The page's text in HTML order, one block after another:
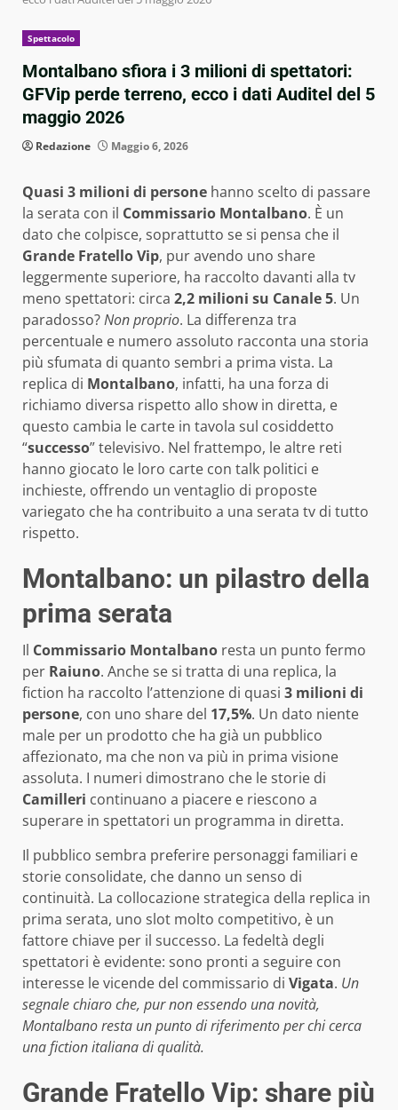
Spettacolo
Montalbano sfiora i 3 milioni di spettatori:
GFVip perde terreno, ecco i dati Auditel del 5
maggio 2026
Redazione Maggio 6, 2026
Quasi 3 milioni di persone hanno scelto di passare
la serata con il Commissario Montalbano. È un
dato che colpisce, soprattutto se si pensa che il
Grande Fratello Vip, pur avendo uno share
leggermente superiore, ha raccolto davanti alla tv
meno spettatori: circa 2,2 milioni su Canale 5. Un
paradosso?Non proprio. La differenza tra
percentuale e numero assoluto racconta una storia
più sfumata di quanto sembri a prima vista. La
replica di Montalbano, infatti, ha una forza di
richiamo diversa rispetto allo show in diretta, e
questo cambia le carte in tavola sul cosiddetto
“successo” televisivo. Nel frattempo, le altre reti
hanno giocato le loro carte con talk politici e
inchieste, offrendo un ventaglio di proposte
variegato che ha contribuito a una serata tv di tutto
rispetto.
Montalbano: un pilastro della
prima serata
Il Commissario Montalbano resta un punto fermo
per Raiuno. Anche se si tratta di una replica, la
fiction ha raccolto l’attenzione di quasi 3 milioni di
persone, con uno share del 17,5%. Un dato niente
male per un prodotto che ha già un pubblico
affezionato, ma che non va più in prima visione
assoluta. I numeri dimostrano che le storie di
Camilleri continuano a piacere e riescono a
superare in spettatori un programma in diretta.
Il pubblico sembra preferire personaggi familiari e
storie consolidate, che danno un senso di
continuità. La collocazione strategica della replica in
prima serata, uno slot molto competitivo, è un
fattore chiave per il successo. La fedeltà degli
spettatori è evidente: sono pronti a seguire con
interesse le vicende del commissario di Vigata. Un
segnale chiaro che, pur non essendo una novità,
Montalbano resta un punto di riferimento per chi cerca
una fiction italiana di qualità.
Grande Fratello Vip: share più